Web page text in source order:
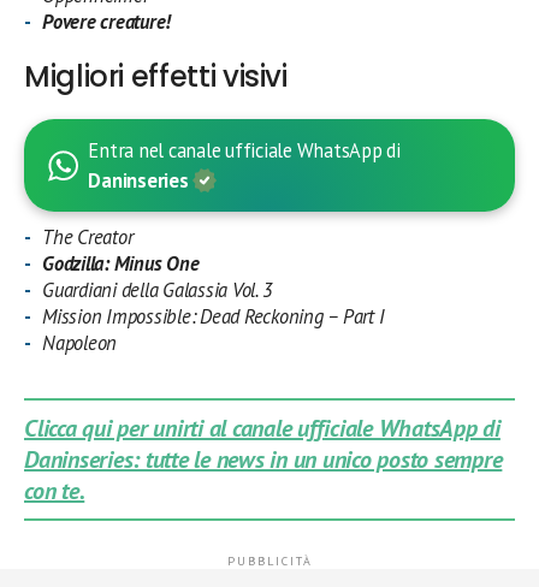
Povere creature!
Migliori effetti visivi
Entra nel canale ufficiale WhatsApp di
Daninseries
The Creator
Godzilla: Minus One
Guardiani della Galassia Vol. 3
Mission Impossible: Dead Reckoning – Part I
Napoleon
Clicca qui per unirti al canale ufficiale WhatsApp di
Daninseries: tutte le news in un unico posto sempre
con te.